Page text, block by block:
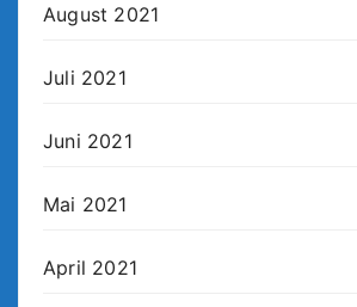
August 2021
Juli 2021
Juni 2021
Mai 2021
April 2021